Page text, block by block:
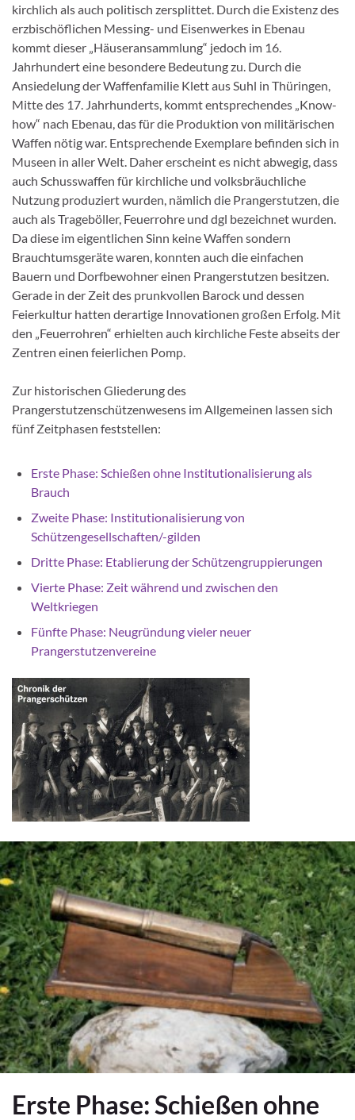
kirchlich als auch politisch zersplittet. Durch die Existenz des
erzbischöflichen Messing- und Eisenwerkes in Ebenau
kommt dieser „Häuseransammlung“ jedoch im 16.
Jahrhundert eine besondere Bedeutung zu. Durch die
Ansiedelung der Waffenfamilie Klett aus Suhl in Thüringen,
Mitte des 17. Jahrhunderts, kommt entsprechendes „Know-
how“ nach Ebenau, das für die Produktion von militärischen
Waffen nötig war. Entsprechende Exemplare befinden sich in
Museen in aller Welt. Daher erscheint es nicht abwegig, dass
auch Schusswaffen für kirchliche und volksbräuchliche
Nutzung produziert wurden, nämlich die Prangerstutzen, die
auch als Trageböller, Feuerrohre und dgl bezeichnet wurden.
Da diese im eigentlichen Sinn keine Waffen sondern
Brauchtumsgeräte waren, konnten auch die einfachen
Bauern und Dorfbewohner einen Prangerstutzen besitzen.
Gerade in der Zeit des prunkvollen Barock und dessen
Feierkultur hatten derartige Innovationen großen Erfolg. Mit
den „Feuerrohren“ erhielten auch kirchliche Feste abseits der
Zentren einen feierlichen Pomp.
Zur historischen Gliederung des
Prangerstutzenschützenwesens im Allgemeinen lassen sich
fünf Zeitphasen feststellen:
Erste Phase: Schießen ohne Institutionalisierung als
Brauch
Zweite Phase: Institutionalisierung von
Schützengesellschaften/-gilden
Dritte Phase: Etablierung der Schützengruppierungen
Vierte Phase: Zeit während und zwischen den
Weltkriegen
Fünfte Phase: Neugründung vieler neuer
Prangerstutzenvereine
Erste Phase: Schießen ohne